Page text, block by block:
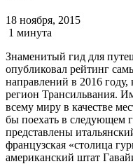
18 ноября, 2015
1 минута
Знаменитый гид для
опубликовал рейтинг
направлений в 2016
регион Трансильвания.
всему миру в качестве
бы поехать в следующем
представлены
французская «столица
американский штат